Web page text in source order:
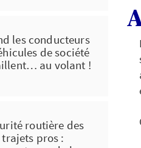
les conducteurs
de société
au volant !
routière des
trajets pros :